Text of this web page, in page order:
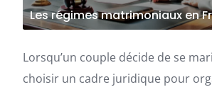
Les régimes matrimoniaux en
Lorsqu’un couple décide de se
choisir un cadre juridique pour